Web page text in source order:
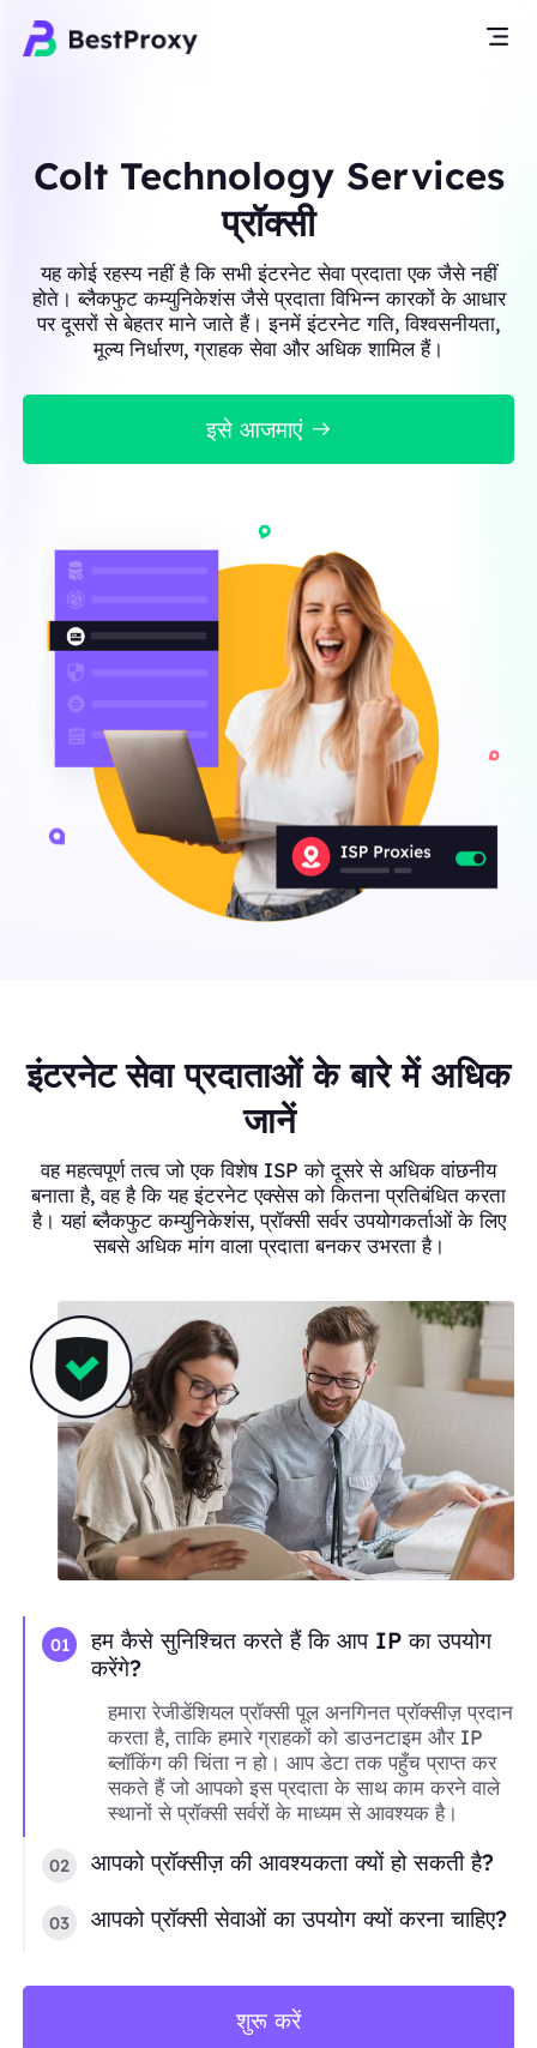
Colt Technology Services
प्रॉक्सी
यह कोई रहस्य नहीं है कि सभी इंटरनेट सेवा प्रदाता एक जैसे नहीं
होते। ब्लैकफुट कम्युनिकेशंस जैसे प्रदाता विभिन्न कारकों के आधार
पर दूसरों से बेहतर माने जाते हैं। इनमें इंटरनेट गति, विश्वसनीयता,
मूल्य निर्धारण, ग्राहक सेवा और अधिक शामिल हैं।
इसे आजमाएं
इंटरनेट सेवा प्रदाताओं के बारे में अधिक
जानें
वह महत्वपूर्ण तत्व जो एक विशेष ISP को दूसरे से अधिक वांछनीय
बनाता है, वह है कि यह इंटरनेट एक्सेस को कितना प्रतिबंधित करता
है। यहां ब्लैकफुट कम्युनिकेशंस, प्रॉक्सी सर्वर उपयोगकर्ताओं के लिए
सबसे अधिक मांग वाला प्रदाता बनकर उभरता है।
01
हम कैसे सुनिश्चित करते हैं कि आप IP का उपयोग
करेंगे?
हमारा रेजीडेंशियल प्रॉक्सी पूल अनगिनत प्रॉक्सीज़ प्रदान
करता है, ताकि हमारे ग्राहकों को डाउनटाइम और IP
ब्लॉकिंग की चिंता न हो। आप डेटा तक पहुँच प्राप्त कर
सकते हैं जो आपको इस प्रदाता के साथ काम करने वाले
स्थानों से प्रॉक्सी सर्वरों के माध्यम से आवश्यक है।
02 आपको प्रॉक्सीज़ की आवश्यकता क्यों हो सकती है?
03 आपको प्रॉक्सी सेवाओं का उपयोग क्यों करना चाहिए?
शुरू करें